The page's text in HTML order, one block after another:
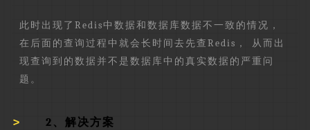
此时出现了Redis中数据和数据库数据不一致的情况，
在后面的查询过程中就会长时间去先查Redis， 从而出
现查询到的数据并不是数据库中的真实数据的严重问
题。
2、解决方案